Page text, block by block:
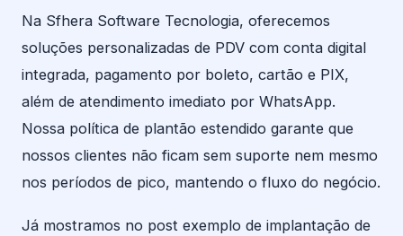
Na Sfhera Software Tecnologia, oferecemos
soluções personalizadas de PDV com conta digital
integrada, pagamento por boleto, cartão e PIX,
além de atendimento imediato por WhatsApp.
Nossa política de plantão estendido garante que
nossos clientes não ficam sem suporte nem mesmo
nos períodos de pico, mantendo o fluxo do negócio.
Já mostramos no post exemplo de implantação de